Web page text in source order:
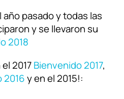
pasado y todas las
y se llevaron su
2018
2017Bienvenido 2017,
2016y en el 2015!: